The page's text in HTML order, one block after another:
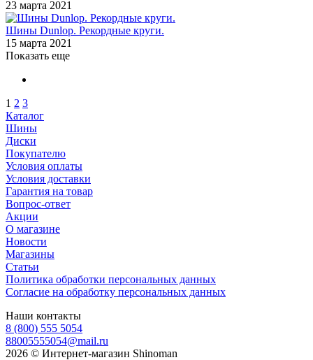
23 марта 2021
Шины Dunlop. Рекордные круги.
15 марта 2021
Показать еще
1 2 3
Каталог
Шины
Диски
Покупателю
Условия оплаты
Условия доставки
Гарантия на товар
Вопрос-ответ
Акции
О магазине
Новости
Магазины
Статьи
Политика обработки персональных данных
Согласие на обработку персональных данных
Наши контакты
8 (800) 555 5054
88005555054@mail.ru
2026 © Интернет-магазин Shinoman